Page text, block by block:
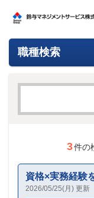
職種検索
フリーワード
3件の
資格×実務経験
2026/05/25(月) 更新